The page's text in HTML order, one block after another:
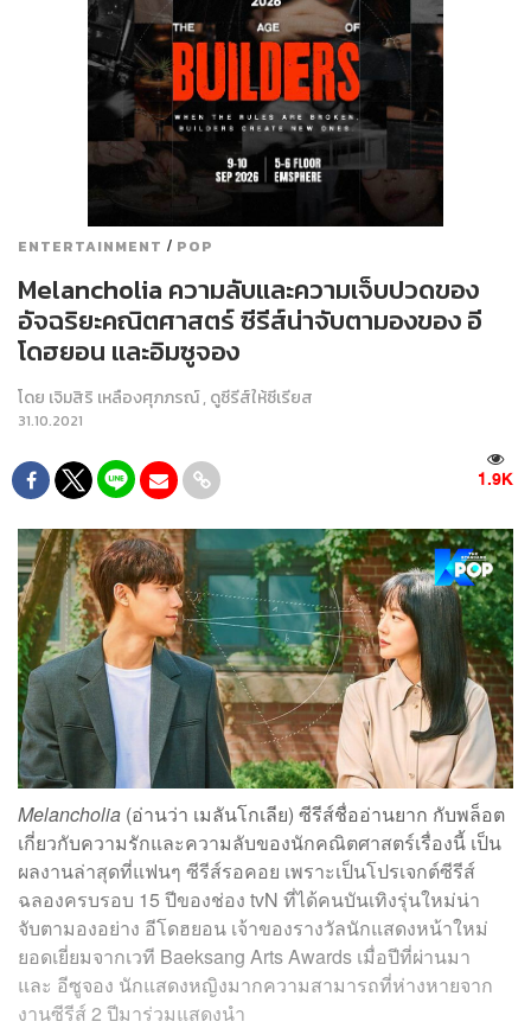
ENTERTAINMENT / POP
Melancholia ความลับและความเจ็บปวดของ
อัจฉริยะคณิตศาสตร์ ซีรีส์น่าจับตามองของ อี
โดฮยอน และอิมซูจอง
โดย เจิมสิริ เหลืองศุภภรณ์, ดูซีรีส์ให้ซีเรียส
31.10.2021
1.9K
Melancholia (อ่านว่า เมลันโกเลีย) ซีรีส์ชื่ออ่านยาก กับพล็อต
เกี่ยวกับความรักและความลับของนักคณิตศาสตร์เรื่องนี้ เป็น
ผลงานล่าสุดที่แฟนๆ ซีรีส์รอคอย เพราะเป็นโปรเจกต์ซีรีส์
ฉลองครบรอบ 15 ปีของช่อง tvN ที่ได้คนบันเทิงรุ่นใหม่น่า
จับตามองอย่าง อีโดฮยอน เจ้าของรางวัลนักแสดงหน้าใหม่
ยอดเยี่ยมจากเวที Baeksang Arts Awards เมื่อปีที่ผ่านมา
และ อีซูจอง นักแสดงหญิงมากความสามารถที่ห่างหายจาก
งานซีรีส์ 2 ปีมาร่วมแสดงนำ